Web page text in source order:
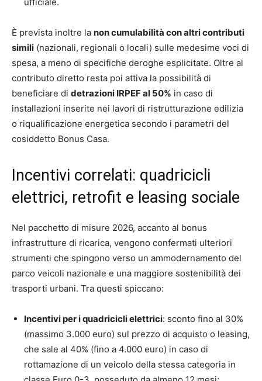
È prevista inoltre la non cumulabilità con altri contributi
simili (nazionali, regionali o locali) sulle medesime voci di
spesa, a meno di specifiche deroghe esplicitate. Oltre al
contributo diretto resta poi attiva la possibilità di
beneficiare di detrazioni IRPEF al 50% in caso di
installazioni inserite nei lavori di ristrutturazione edilizia
o riqualificazione energetica secondo i parametri del
cosiddetto Bonus Casa.
Incentivi correlati: quadricicli
elettrici, retrofit e leasing sociale
Nel pacchetto di misure 2026, accanto al bonus
infrastrutture di ricarica, vengono confermati ulteriori
strumenti che spingono verso un ammodernamento del
parco veicoli nazionale e una maggiore sostenibilità dei
trasporti urbani. Tra questi spiccano:
Incentivi per i quadricicli elettrici: sconto fino al 30%
(massimo 3.000 euro) sul prezzo di acquisto o leasing,
che sale al 40% (fino a 4.000 euro) in caso di
rottamazione di un veicolo della stessa categoria in